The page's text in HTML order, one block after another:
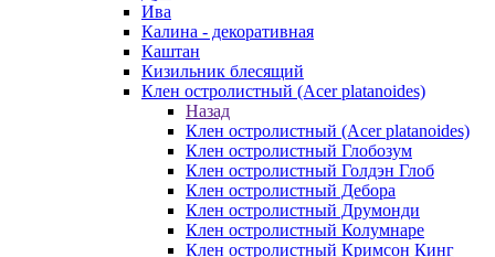
Ива
Калина - декоративная
Каштан
Кизильник блесящий
Клен остролистный (Acer platanoides)
Назад
Клен остролистный (Acer platanoides)
Клен остролистный Глобозум
Клен остролистный Голдэн Глоб
Клен остролистный Дебора
Клен остролистный Друмонди
Клен остролистный Колумнаре
Клен остролистный Кримсон Кинг